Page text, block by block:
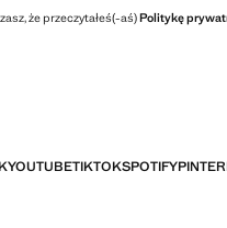
że przeczytałeś(-aś)Politykę
YOUTUBETIKTOKSPOTIFY